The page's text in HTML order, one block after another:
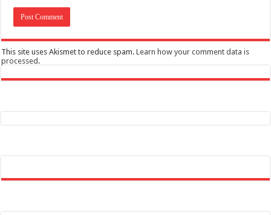
This site uses Akismet to reduce spam.Learn how your comment data is
processed .